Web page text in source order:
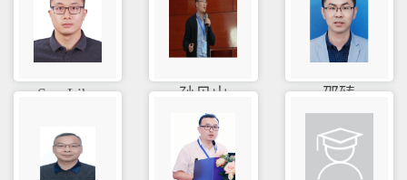
Sun Libo 孙见山 邵臻